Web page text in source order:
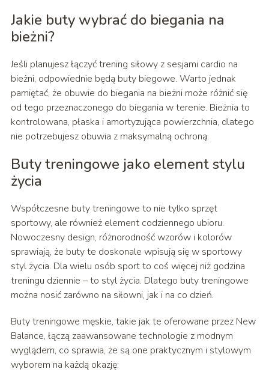
Jakie buty wybrać do biegania na
bieżni?
Jeśli planujesz łączyć trening siłowy z sesjami cardio na
bieżni, odpowiednie będą buty biegowe. Warto jednak
pamiętać, że obuwie do biegania na bieżni może różnić się
od tego przeznaczonego do biegania w terenie. Bieżnia to
kontrolowana, płaska i amortyzująca powierzchnia, dlatego
nie potrzebujesz obuwia z maksymalną ochroną.
Buty treningowe jako element stylu
życia
Współczesne buty treningowe to nie tylko sprzęt
sportowy, ale również element codziennego ubioru.
Nowoczesny design, różnorodność wzorów i kolorów
sprawiają, że buty te doskonale wpisują się w sportowy
styl życia. Dla wielu osób sport to coś więcej niż godzina
treningu dziennie – to styl życia. Dlatego buty treningowe
można nosić zarówno na siłowni, jak i na co dzień.
Buty treningowe męskie, takie jak te oferowane przez New
Balance, łączą zaawansowane technologie z modnym
wyglądem, co sprawia, że są one praktycznym i stylowym
wyborem na każdą okazję: